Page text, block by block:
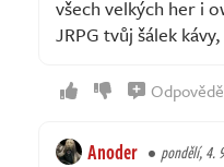
všech velkých her i
JRPG tvůj šálek
Anoder pondělí, 4.